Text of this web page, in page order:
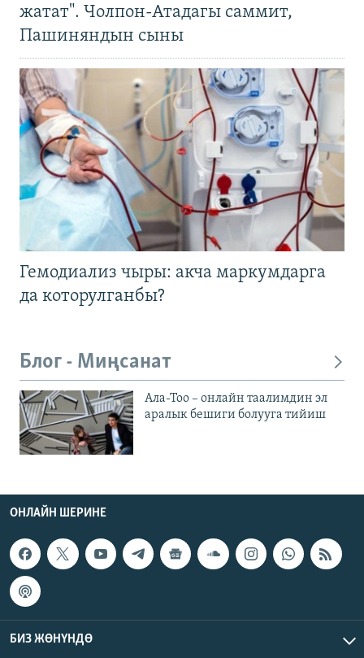
жатат". Чолпон-Атадагы саммит,
Пашиняндын сыны
Гемодиализ чыры: акча маркумдарга
да которулганбы?
Блог - Миңсанат
Ала-Тоо – онлайн таалимдин эл
аралык бешиги болууга тийиш
ОНЛАЙН ШЕРИНЕ
БИЗ ЖӨНҮНДӨ